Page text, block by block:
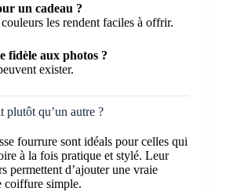
un cadeau ?
les rendent faciles à offrir.
fidèle aux photos ?
exister.
qu’un autre ?
fourrure sont idéals pour celles qui
à la fois pratique et stylé. Leur
permettent d’ajouter une vraie
coiffure simple.